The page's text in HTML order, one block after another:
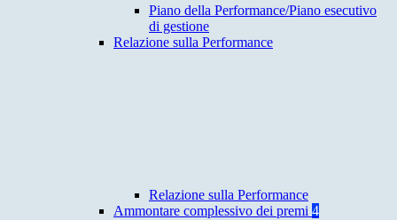
Piano della Performance/Piano esecutivo
di gestione
Relazione sulla Performance
Relazione sulla Performance
Ammontare complessivo dei premi 4